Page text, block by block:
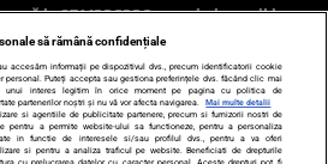
la 0741226226 sau trimite mail la
pont@cancan.ro
Știri externe
Politică
Iubirii Dictionar de vise
LIFE STYLE
să rămână confidențiale
accesăm informații pe dispozitivul dvs., precum identificatorii cookie
personal. Puteți accepta sau gestiona preferințele dvs. făcând clic mai
unui interes legitim în orice moment pe pagina cu politica de
partenerilor noștri și nu vă vor afecta navigarea.
Mai multe detalii
si agentiile de publicitate partenere, precum si furnizorii nostri de
pentru a permite website-ului sa functioneze, pentru a personaliza
in functie de interesele si/sau profilul dvs., pentru a va oferi
si pentru a analiza traficul pe website. Beneficiati de drepturile
cu prelucrarea datelor cu caracter personal. Aceste drepturi pot fi